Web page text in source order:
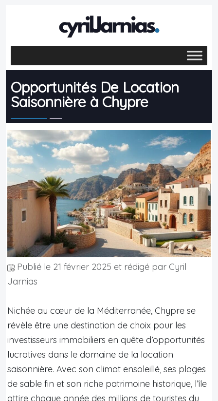
Opportunités De Location
Saisonnière à Chypre
Publié le 21 février 2025 et rédigé par Cyril
Jarnias
Nichée au cœur de la Méditerranée, Chypre se
révèle être une destination de choix pour les
investisseurs immobiliers en quête d’opportunités
lucratives dans le domaine de la location
saisonnière. Avec son climat ensoleillé, ses plages
de sable fin et son riche patrimoine historique, l’île
attire chaque année des millions de touristes du